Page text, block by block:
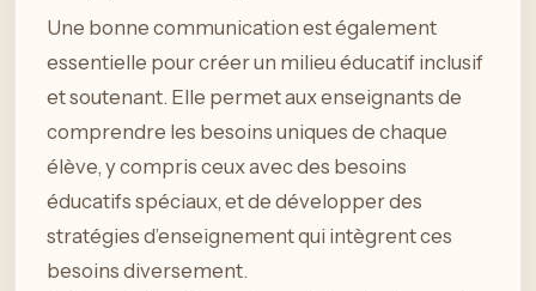
Une bonne communication est également
essentielle pour créer un milieu éducatif inclusif
et soutenant. Elle permet aux enseignants de
comprendre les besoins uniques de chaque
élève, y compris ceux avec des besoins
éducatifs spéciaux, et de développer des
stratégies d’enseignement qui intègrent ces
besoins diversement.